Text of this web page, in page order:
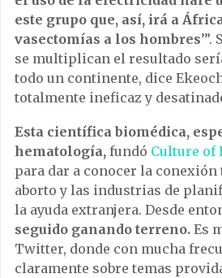
este grupo que, así, irá a
vasectomías a los hombres
se multiplican el resultado
todo un continente, dice
totalmente ineficaz y
Esta científica biomédica,
hematología, fundó Culture of
para dar a conocer la conexión
aborto y las industrias de
la ayuda extranjera. Desde
seguido ganando terreno. Es
Twitter, donde con mucha
claramente sobre temas